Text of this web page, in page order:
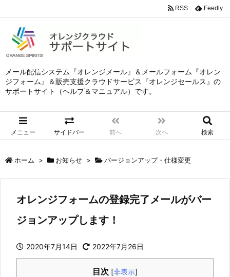
メール配信システム『オレンジメール』＆メールフォーム『オレン
ジフォーム』＆販売支援クラウドサービス『オレンジセールス』の
サポートサイト（ヘルプ＆マニュアル）です。
メニュー サイドバー 前へ 次へ 検索
RSS Feedly
ホーム > お知らせ > バージョンアップ・仕様変更
オレンジフォームの登録完了メールがバー
ジョンアップします！
2020年7月14日 2022年7月26日
目次 [非表示]